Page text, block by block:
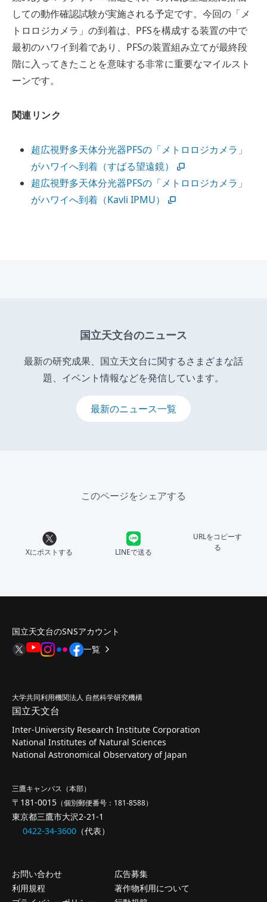
しての動作確認試験が実施される予定です。今回の「メ
トロロジカメラ」の到着は、PFSを構成する装置の中で
最初のハワイ到着であり、PFSの装置組み立てが最終段
階に入ってきたことを意味する非常に重要なマイルスト
ーンです。
関連リンク
超広視野多天体分光器PFSの「メトロロジカメラ」
がハワイへ到着（すばる望遠鏡）
超広視野多天体分光器PFSの「メトロロジカメラ」
がハワイへ到着（Kavli IPMU）
国立天文台のニュース
最新の研究成果、国立天文台に関するさまざまな話
題、イベント情報などを発信しています。
最新のニュース一覧
このページをシェアする
Xにポストする LINEで送る
URLをコピーす
る
国立天文台のSNSアカウント
一覧
大学共同利用機関法人 自然科学研究機構
国立天文台
Inter-University Research Institute Corporation
National Institutes of Natural Sciences
National Astronomical Observatory of Japan
三鷹キャンパス（本部）
〒181-0015 （個別郵便番号：181-8588）
東京都三鷹市大沢2-21-1
0422-34-3600 （代表）
お問い合わせ
広告募集
利用規程
著作物利用について